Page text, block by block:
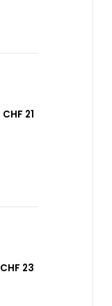
CHF 21
CHF 23